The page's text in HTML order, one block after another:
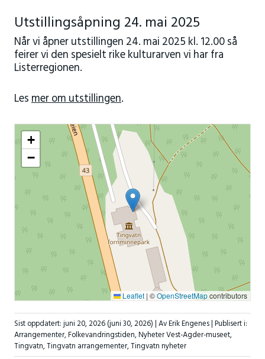
Utstillingsåpning 24. mai 2025
Når vi åpner utstillingen 24. mai 2025 kl. 12.00 så
feirer vi den spesielt rike kulturarven vi har fra
Listerregionen.
Lesmer om utstillingen.
+
−
Leaflet | ©OpenStreetMapcontributors
Sist oppdatert:juni 20, 2026(juni 30, 2026)| Av Erik Engenes |Publisert i:
Arrangementer,Folkevandringstiden,Nyheter Vest-Agder-museet,
Tingvatn,Tingvatn arrangementer,Tingvatn nyheter